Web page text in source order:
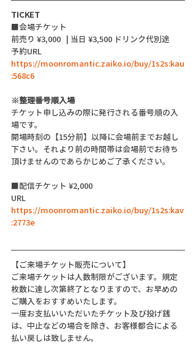
TICKET
■会場チケット
前売り ¥3,000   | 当日 ¥3,500 ドリンク代別途
予約URL
https://moonromantic.zaiko.io/buy/1s2s:kau
:568c6
※整理番号順入場
チケット申し込みの際に発行される番号順の入
場です。
開場時刻の【15分前】以降に会場前までお越し
下さい。それより前の時間帯は会場前でお待ち
頂けませんのであらかじめご了承ください。
■配信チケット ¥2,000
URL
https://moonromantic.zaiko.io/buy/1s2s:kav
:2773e
【ご来場チケット販売について】
ご来場チケットは人数制限がございます。規定
枚数に達し次第終了となりますので、お早めの
ご購入をおすすめいたします。
一度お支払いいただいたチケット及び投げ銭
は、中止などの場合を除き、お客様都合による
払い戻しは致しません。